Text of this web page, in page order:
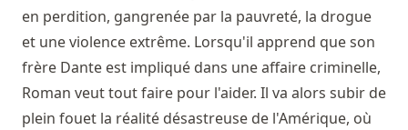
en perdition, gangrenée par la pauvreté, la drogue
et une violence extrême. Lorsqu'il apprend que son
frère Dante est impliqué dans une affaire criminelle,
Roman veut tout faire pour l'aider. Il va alors subir de
plein fouet la réalité désastreuse de l'Amérique, où